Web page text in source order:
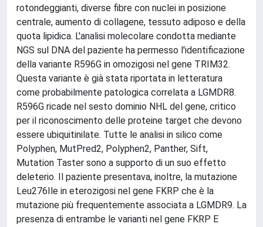
rotondeggianti, diverse fibre con nuclei in posizione
centrale, aumento di collagene, tessuto adiposo e della
quota lipidica. L'analisi molecolare condotta mediante
NGS sul DNA del paziente ha permesso l'identificazione
della variante R596G in omozigosi nel gene TRIM32.
Questa variante è già stata riportata in letteratura
come probabilmente patologica correlata a LGMDR8.
R596G ricade nel sesto dominio NHL del gene, critico
per il riconoscimento delle proteine target che devono
essere ubiquitinilate. Tutte le analisi in silico come
Polyphen, MutPred2, Polyphen2, Panther, Sift,
Mutation Taster sono a supporto di un suo effetto
deleterio. Il paziente presentava, inoltre, la mutazione
Leu276Ile in eterozigosi nel gene FKRP che è la
mutazione più frequentemente associata a LGMDR9. La
presenza di entrambe le varianti nel gene FKRP E